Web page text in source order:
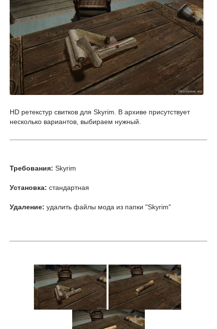
HD ретекстур свитков для Skyrim. В архиве присутствует
несколько вариантов, выбираем нужный.
Требования: Skyrim
Установка: стандартная
Удаление: удалить файлы мода из папки "Skyrim"